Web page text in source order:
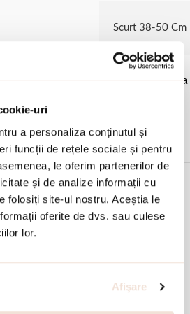
uri
a personaliza conținutul și
funcții de rețele sociale și pentru
le oferim partenerilor de
și de analize informații cu
folosiți site-ul nostru. Aceștia le
oferite de dvs. sau culese
lor.
Afişare
Scurt 38-50 Cm
✓ Livrareprin curier
garantattimp de 14 zile de la primirea
Oxette sau Loisir.
Colier fix tip bara
si perla de cultura
original sau intr-un saculet de catifea
lovirea de alte materiale. Evitati